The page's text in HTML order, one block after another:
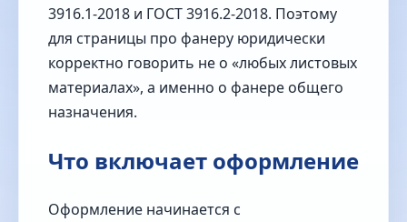
3916.1-2018 и ГОСТ 3916.2-2018. Поэтому
для страницы про фанеру юридически
корректно говорить не о «любых листовых
материалах», а именно о фанере общего
назначения.
Что включает оформление
Оформление начинается с